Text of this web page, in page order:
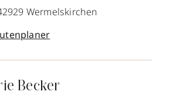
Wermelskirchen
Becker